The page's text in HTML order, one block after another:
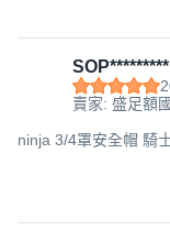
SOP*********
賣家: 盛足額
ninja 3/4罩安全帽 騎